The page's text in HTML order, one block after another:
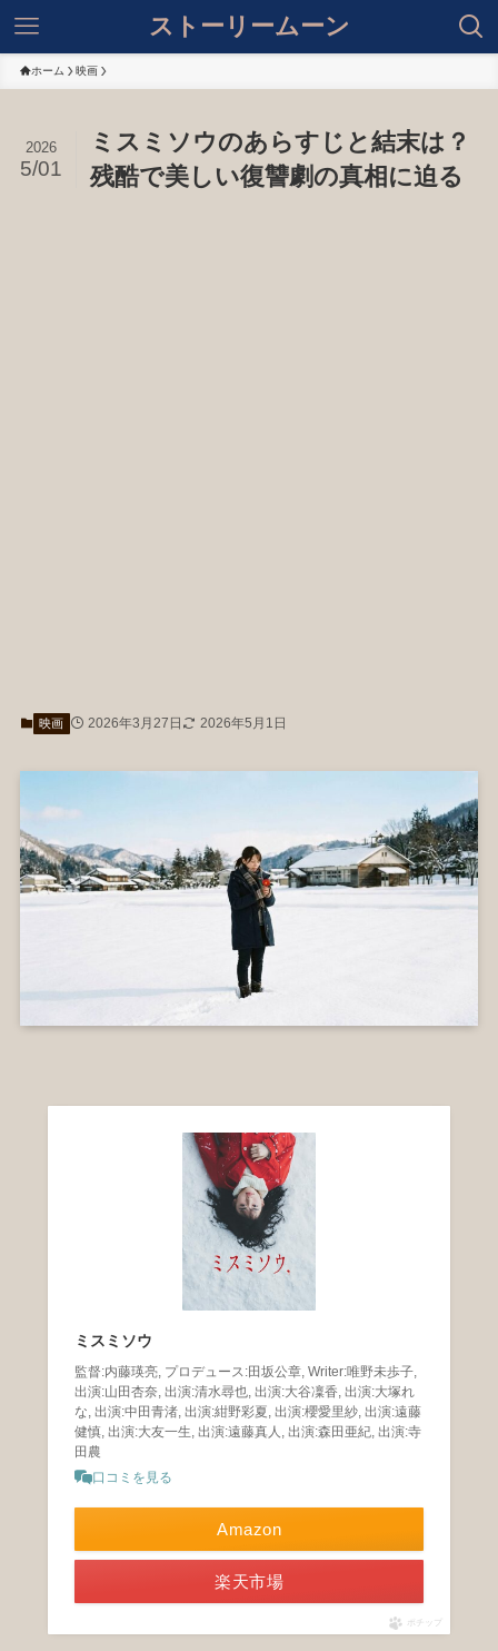
ストーリームーン
ホーム 映画
ミスミソウのあらすじと結末は？
残酷で美しい復讐劇の真相に迫る
2026
5/01
映画 2026年3月27日 2026年5月1日
ミスミソウ
監督:内藤瑛亮, プロデュース:田坂公章, Writer:唯野未歩子,
出演:山田杏奈, 出演:清水尋也, 出演:大谷凜香, 出演:大塚れ
な, 出演:中田青渚, 出演:紺野彩夏, 出演:櫻愛里紗, 出演:遠藤
健慎, 出演:大友一生, 出演:遠藤真人, 出演:森田亜紀, 出演:寺
田農
口コミを見る
Amazon
楽天市場
ポチップ